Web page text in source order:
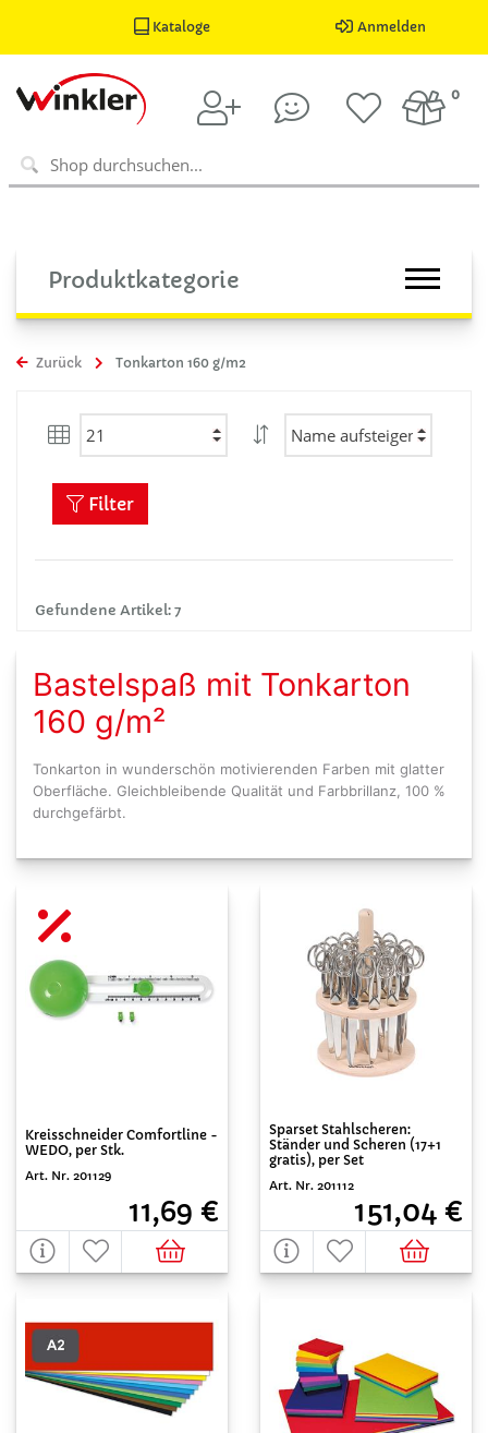
Kataloge Anmelden
0
Produktkategorie
Zurück Tonkarton 160 g/m2
Gefundene Artikel: 7
Filter
Bastelspaß mit Tonkarton
160 g/m²
Tonkarton in wunderschön motivierenden Farben mit glatter
Oberfläche. Gleichbleibende Qualität und Farbbrillanz, 100 %
durchgefärbt.
Kreisschneider Comfortline -
WEDO, per Stk.
Art. Nr. 201129
11,69 €
Sparset Stahlscheren:
Ständer und Scheren (17+1
gratis), per Set
Art. Nr. 201112
151,04 €